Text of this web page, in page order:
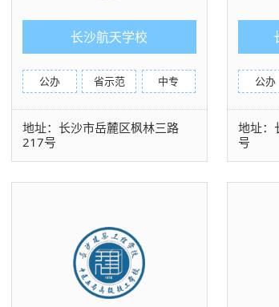
长沙航天学校
公办 省示范 中专
地址：长沙市岳麓区枫林三路
217号
公办
地址：
号